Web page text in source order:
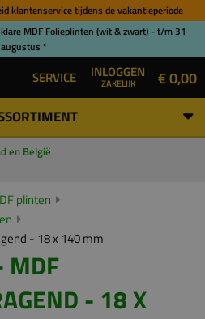
klantenservice tijdens de vakantieperiode
MDF Folieplinten (wit & zwart) - t/m 31
augustus *
SERVICE INLOGGEN
ZAKELIJK € 0,00
en België
plinten
- 18 x 140 mm
MDF
- 18 X